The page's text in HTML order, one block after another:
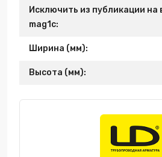
Исключить из публикации на
mag1c:
Ширина (мм):
Высота (мм):